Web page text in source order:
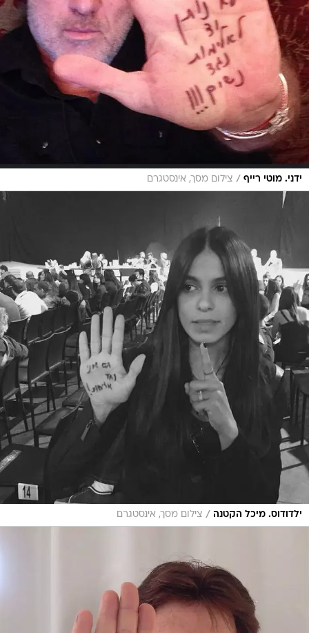
ידני. מוטי רייף / צילום מסך, אינסטגרם
ילדודוס. מיכל הקטנה / צילום מסך, אינסטגרם